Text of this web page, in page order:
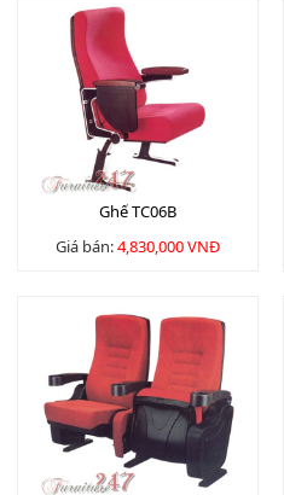
Ghế TC06B
Giá bán:4,830,000 VNĐ